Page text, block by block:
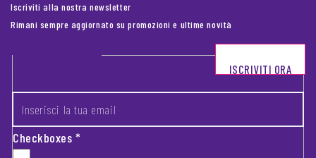
Iscriviti alla nostra newsletter
Rimani sempre aggiornato su promozioni e ultime novità
Footer newsletter
Checkboxes*
ISCRIVITI ORA